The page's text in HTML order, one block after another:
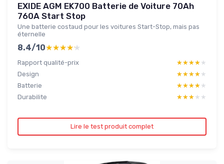
EXIDE AGM EK700 Batterie de Voiture 70Ah
760A Start Stop
Une batterie costaud pour les voitures Start-Stop, mais pas
éternelle
8.4/10★★★★★
★★★★★
Rapport qualité-prix ★★★★★
★★★★★
Design
★★★★★
★★★★★
Batterie
★★★★★
★★★★★
Durabilite
★★★★★
★★★★★
Lire le test produit complet